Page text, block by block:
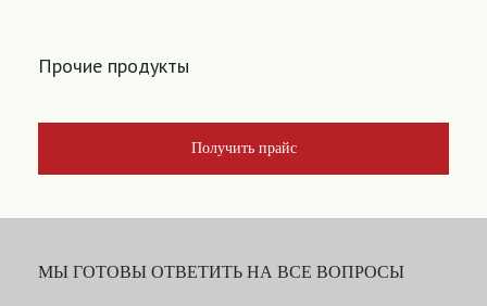
Прочие продукты
Получить прайс
МЫ ГОТОВЫ ОТВЕТИТЬ НА ВСЕ ВОПРОСЫ